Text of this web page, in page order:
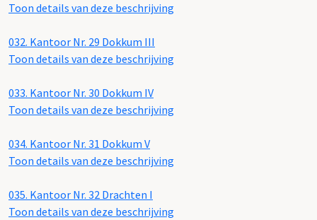
Toon details van deze beschrijving
032. Kantoor Nr. 29 Dokkum III
Toon details van deze beschrijving
033. Kantoor Nr. 30 Dokkum IV
Toon details van deze beschrijving
034. Kantoor Nr. 31 Dokkum V
Toon details van deze beschrijving
035. Kantoor Nr. 32 Drachten I
Toon details van deze beschrijving